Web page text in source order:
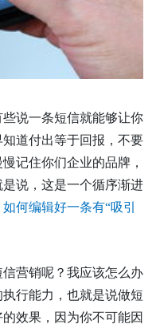
说一条短信就能够让你
道付出等于回报，不要
记住你们企业的品牌，
说，这是一个循序渐进
如何编辑好一条有“吸引
营销呢？我应该怎么办
行能力，也就是说做短
效果，因为你不可能因